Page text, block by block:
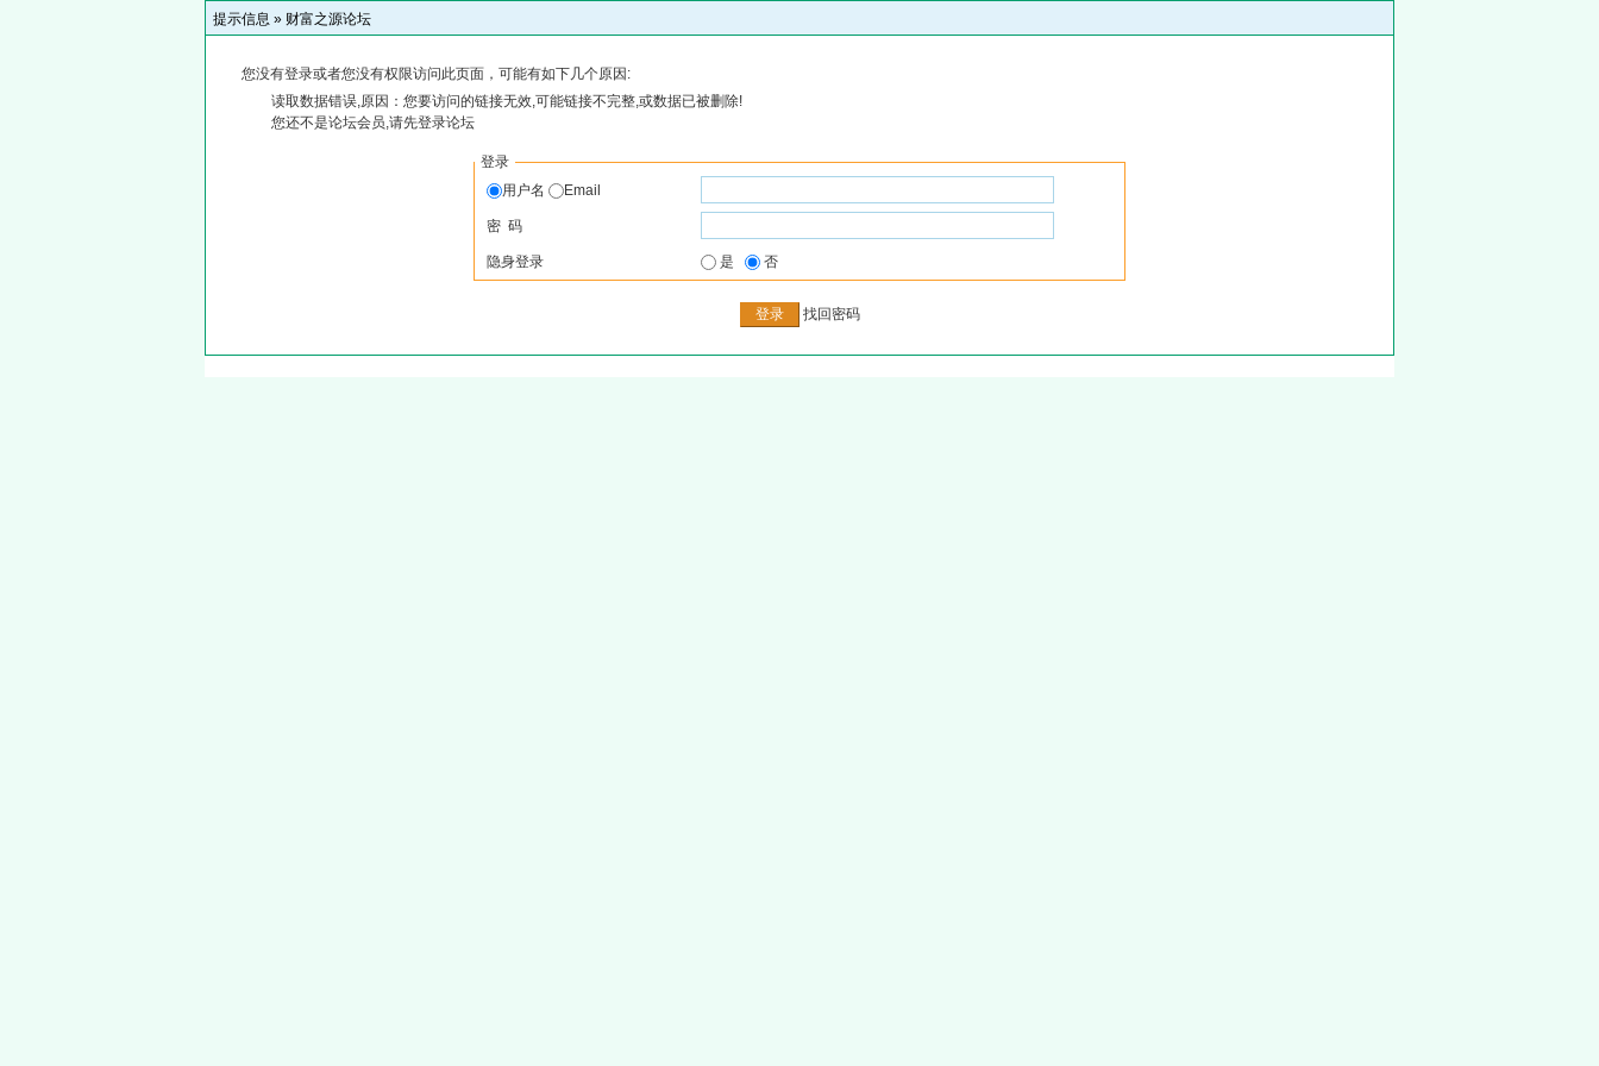
提示信息 » 财富之源论坛
您没有登录或者您没有权限访问此页面，可能有如下几个原因:
读取数据错误,原因：您要访问的链接无效,可能链接不完整,或数据已被删除!
您还不是论坛会员,请先登录论坛
登录
用户名
Email
密 码
隐身登录 是 否
找回密码